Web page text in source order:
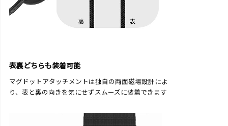
表裏どちらも装着可能
マグドットアタッチメントは独自の両面磁場設計によ
り、表と裏の向きを気にせずスムーズに装着できます